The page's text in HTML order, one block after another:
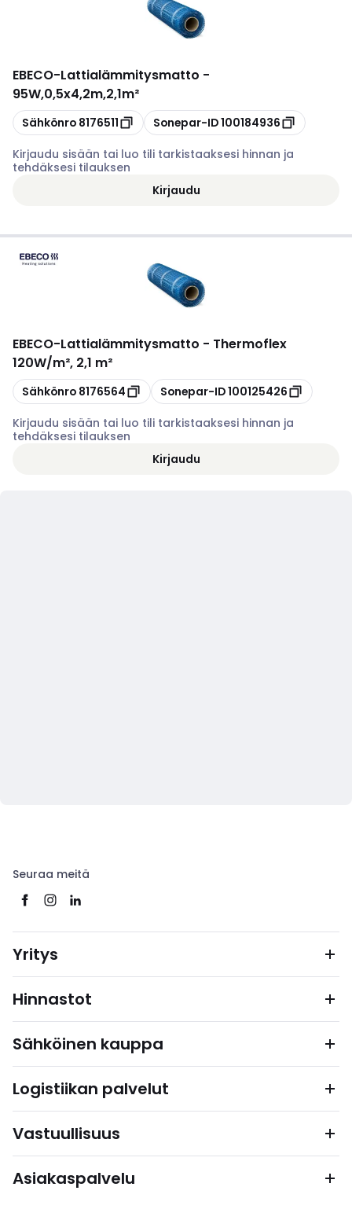
EBECO-Lattialämmitysmatto -
95W,0,5x4,2m,2,1m²
Kopioi
Sähkönro 8176511 Kopioi
Sonepar-ID100184936
Kirjaudu sisään tai luo tili tarkistaaksesi hinnan ja
tehdäksesi tilauksen
Kirjaudu
EBECO-Lattialämmitysmatto - Thermoflex
120W/m², 2,1 m²
Kopioi
Sähkönro 8176564 Kopioi
Sonepar-ID100125426
Kirjaudu sisään tai luo tili tarkistaaksesi hinnan ja
tehdäksesi tilauksen
Kirjaudu
Seuraa meitä
Yritys
Hinnastot
Sähköinen kauppa
Logistiikan palvelut
Vastuullisuus
Asiakaspalvelu